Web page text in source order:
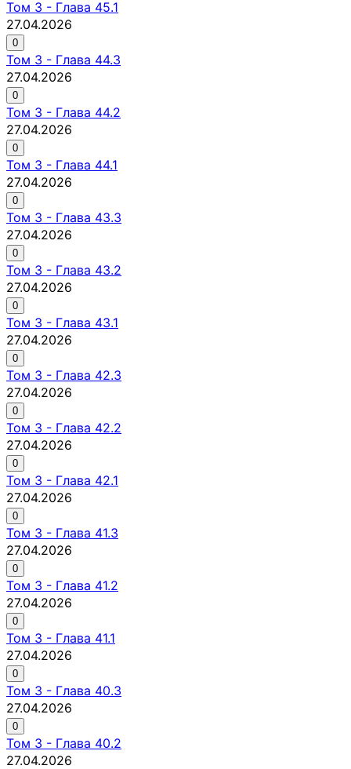
Том 3 - Глава 45.1
27.04.2026
0
Том 3 - Глава 44.3
27.04.2026
0
Том 3 - Глава 44.2
27.04.2026
0
Том 3 - Глава 44.1
27.04.2026
0
Том 3 - Глава 43.3
27.04.2026
0
Том 3 - Глава 43.2
27.04.2026
0
Том 3 - Глава 43.1
27.04.2026
0
Том 3 - Глава 42.3
27.04.2026
0
Том 3 - Глава 42.2
27.04.2026
0
Том 3 - Глава 42.1
27.04.2026
0
Том 3 - Глава 41.3
27.04.2026
0
Том 3 - Глава 41.2
27.04.2026
0
Том 3 - Глава 41.1
27.04.2026
0
Том 3 - Глава 40.3
27.04.2026
0
Том 3 - Глава 40.2
27.04.2026